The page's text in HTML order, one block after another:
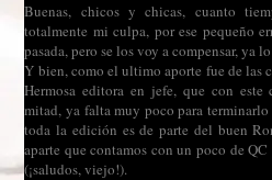
Buenas, chicos y chicas, cuanto
totalmente mi culpa, por ese pequeño
pasada, pero se los voy a compensar, ya
Y bien, como el ultimo aporte fue de las
Hermosa editora en jefe, que con
mitad, ya falta muy poco para terminarlo
toda la edición es de parte del buen
aparte que contamos con un poco de
(¡saludos, viejo!).